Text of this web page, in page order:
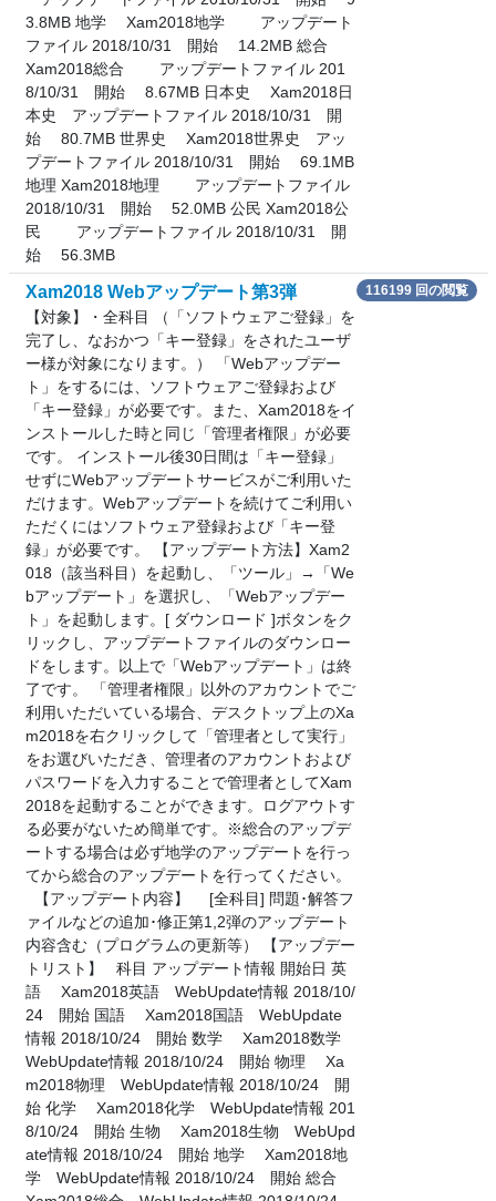
3.8MB 地学 Xam2018地学 アップデート
ファイル 2018/10/31 開始 14.2MB 総合
Xam2018総合 アップデートファイル 201
8/10/31 開始 8.67MB 日本史 Xam2018日
本史 アップデートファイル 2018/10/31 開
始 80.7MB 世界史 Xam2018世界史 アッ
プデートファイル 2018/10/31 開始 69.1MB
地理 Xam2018地理 アップデートファイル
2018/10/31 開始 52.0MB 公民 Xam2018公
民 アップデートファイル 2018/10/31 開
始 56.3MB
Xam2018 Webアップデート第3弾
【対象】・全科目 （「ソフトウェアご登録」を
完了し、なおかつ「キー登録」をされたユーザ
ー様が対象になります。） 「Webアップデー
ト」をするには、ソフトウェアご登録および
「キー登録」が必要です。また、Xam2018をイ
ンストールした時と同じ「管理者権限」が必要
です。 インストール後30日間は「キー登録」
せずにWebアップデートサービスがご利用いた
だけます。Webアップデートを続けてご利用い
ただくにはソフトウェア登録および「キー登
録」が必要です。 【アップデート方法】Xam2
018（該当科目）を起動し、「ツール」→「We
bアップデート」を選択し、「Webアップデー
ト」を起動します。[ ダウンロード ]ボタンをク
リックし、アップデートファイルのダウンロー
ドをします。以上で「Webアップデート」は終
了です。 「管理者権限」以外のアカウントでご
利用いただいている場合、デスクトップ上のXa
m2018を右クリックして「管理者として実行」
をお選びいただき、管理者のアカウントおよび
パスワードを入力することで管理者としてXam
2018を起動することができます。ログアウトす
る必要がないため簡単です。※総合のアップデ
ートする場合は必ず地学のアップデートを行っ
てから総合のアップデートを行ってください。
【アップデート内容】 [全科目] 問題･解答フ
ァイルなどの追加･修正第1,2弾のアップデート
内容含む（プログラムの更新等） 【アップデー
トリスト】 科目 アップデート情報 開始日 英
語 Xam2018英語 WebUpdate情報 2018/10/
24 開始 国語 Xam2018国語 WebUpdate
情報 2018/10/24 開始 数学 Xam2018数学
WebUpdate情報 2018/10/24 開始 物理 Xa
m2018物理 WebUpdate情報 2018/10/24 開
始 化学 Xam2018化学 WebUpdate情報 201
8/10/24 開始 生物 Xam2018生物 WebUpd
ate情報 2018/10/24 開始 地学 Xam2018地
学 WebUpdate情報 2018/10/24 開始 総合
116199 回の閲覧